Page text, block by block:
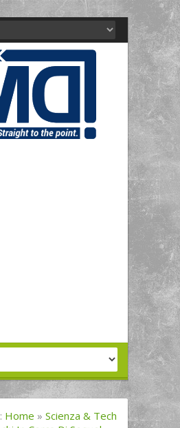
Home » Scienza & Tech